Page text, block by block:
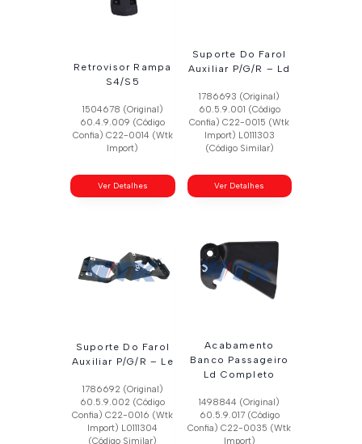
Retrovisor Rampa
S4/S5
1504678 (Original)
60.4.9.009 (Código
Confia) C22-0014 (Wtk
Import)
Ver Detalhes
Suporte Do Farol
Auxiliar P/G/R – Ld
1786693 (Original)
60.5.9.001 (Código
Confia) C22-0015 (Wtk
Import) L0111303
(Código Similar)
Ver Detalhes
Suporte Do Farol
Auxiliar P/G/R – Le
1786692 (Original)
60.5.9.002 (Código
Confia) C22-0016 (Wtk
Import) L0111304
(Código Similar)
Acabamento
Banco Passageiro
Ld Completo
1498844 (Original)
60.5.9.017 (Código
Confia) C22-0035 (Wtk
Import)